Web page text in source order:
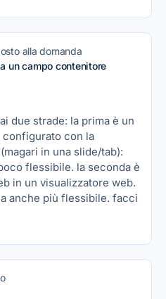
alla domanda
un campo contenitore
due strade: la prima è un
con la
in una slide/tab):
flessibile. la seconda è
in un visualizzatore web.
anche più flessibile. facci